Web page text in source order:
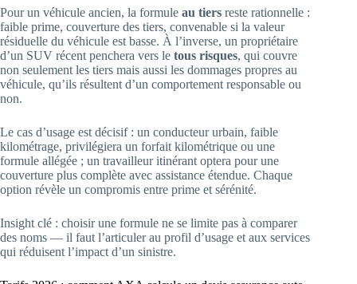
Pour un véhicule ancien, la formule au tiers reste rationnelle :
faible prime, couverture des tiers, convenable si la valeur
résiduelle du véhicule est basse. À l’inverse, un propriétaire
d’un SUV récent penchera vers le tous risques, qui couvre
non seulement les tiers mais aussi les dommages propres au
véhicule, qu’ils résultent d’un comportement responsable ou
non.
Le cas d’usage est décisif : un conducteur urbain, faible
kilométrage, privilégiera un forfait kilométrique ou une
formule allégée ; un travailleur itinérant optera pour une
couverture plus complète avec assistance étendue. Chaque
option révèle un compromis entre prime et sérénité.
Insight clé : choisir une formule ne se limite pas à comparer
des noms — il faut l’articuler au profil d’usage et aux services
qui réduisent l’impact d’un sinistre.